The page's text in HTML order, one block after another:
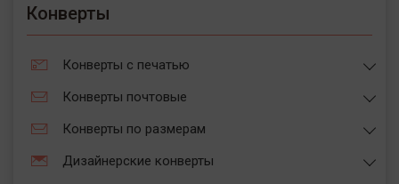
Конверты
Конверты с печатью
Конверты почтовые
Конверты по размерам
Дизайнерские конверты